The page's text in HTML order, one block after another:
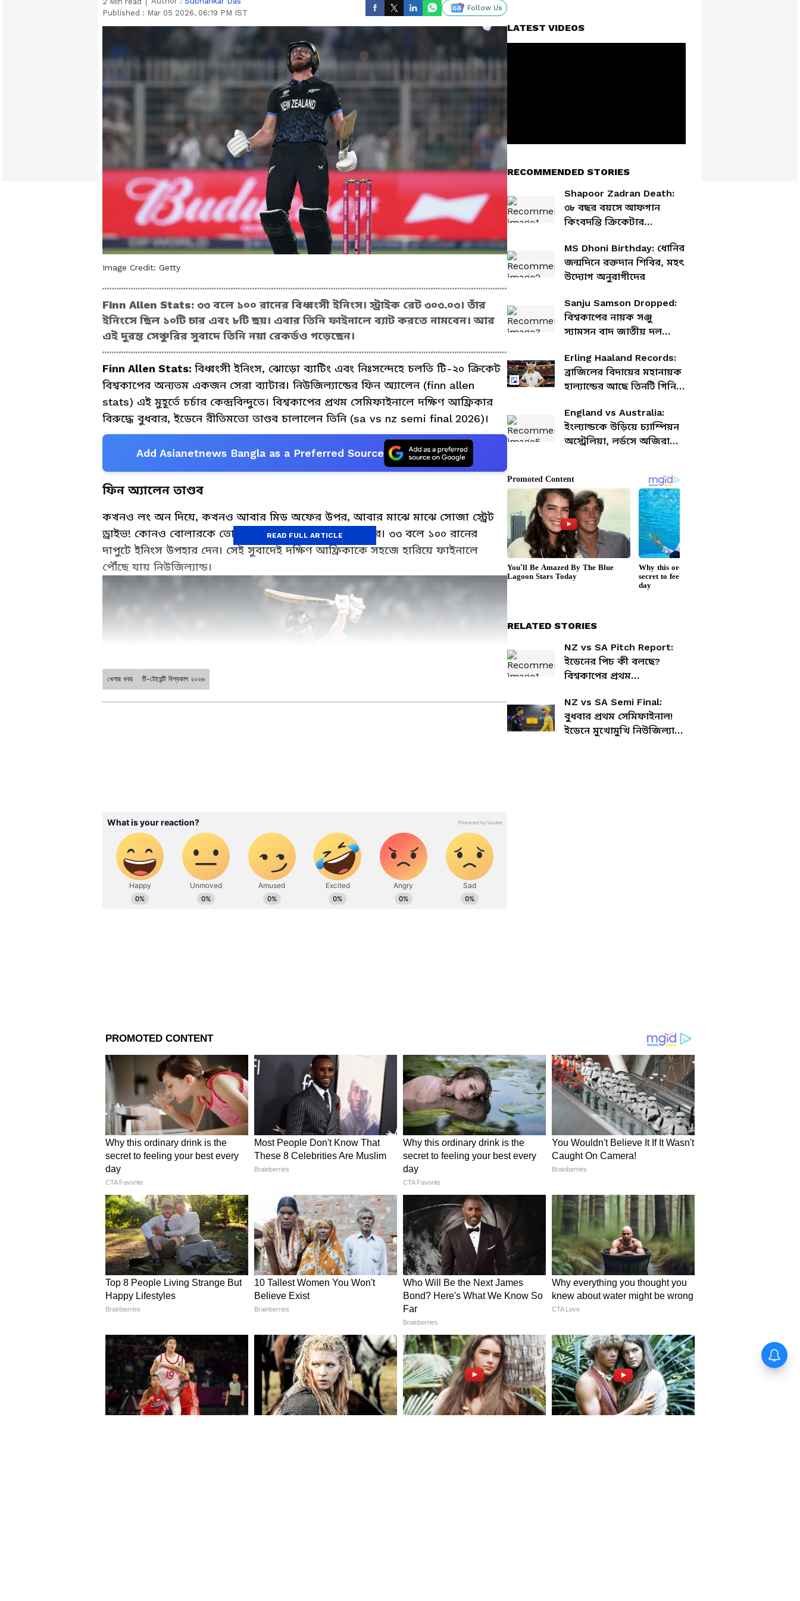
Published : Mar 05 2026, 06:19 PM IST
Follow Us
Image Credit: Getty
Finn Allen Stats: ৩৩ বলে ১০০ রানের বিধ্বংসী ইনিংস। স্ট্রাইক রেট ৩০৩.০৩। তাঁর
ইনিংসে ছিল ১০টি চার এবং ৮টি ছয়। এবার তিনি ফাইনালে ব্যাট করতে নামবেন। আর
এই দুরন্ত সেঞ্চুরির সুবাদে তিনি নয়া রেকর্ডও গড়েছেন।
Finn Allen Stats: বিধ্বংসী ইনিংস, ঝোড়ো ব্যাটিং এবং নিঃসন্দেহে চলতি টি-২০ ক্রিকেট
বিশ্বকাপের অন্যতম একজন সেরা ব্যাটার। নিউজিল্যান্ডের ফিন অ্যালেন (finn allen
stats) এই মুহূর্তে চর্চার কেন্দ্রবিন্দুতে। বিশ্বকাপের প্রথম সেমিফাইনালে দক্ষিণ আফ্রিকার
বিরুদ্ধে বুধবার, ইডেনে রীতিমতো তাণ্ডব চালালেন তিনি (sa vs nz semi final 2026)।
Add Asianetnews Bangla as a Preferred Source
ফিন অ্যালেন তাণ্ডব
কখনও লং অন দিয়ে, কখনও আবার মিড অফের উপর, আবার মাঝে মাঝে সোজা স্ট্রেট
ড্রাইভ! কোনও বোলারকে তোয়াক্কা করেননি এই কিউয়ি ব্যাটার। ৩৩ বলে ১০০ রানের
দাপুটে ইনিংস উপহার দেন। সেই সুবাদেই দক্ষিণ আফ্রিকাকে সহজে হারিয়ে ফাইনালে
পৌঁছে যায় নিউজিল্যান্ড।
তবে তিনি যে যখন তখন ঝড় তুলতে পারেন, সেই আভাস আগে থেকেই ছিল। কারণ,
সেমিফাইনালের আগে পর্যন্ত, গ্রুপ পর্ব এবং সুপার এইট মিলিয়ে চলতি বিশ্বকাপে ফিন
অ্যালেন মোট সাতটি ম্যাচে মাঠে নামেন। আর সেই সাত ম্যাচে, তাঁর সংগ্রহে ছিল মোট
১৮৯ রান।
NZ vs SA Pitch Report: ইডেনের
পিচ কী বলছে? বিশ্বকাপের প্রথম
সেমিফাইনালে নিউজিল্যান্ড বনাম
দক্ষিণ আফ্রিকা
NZ vs SA Semi Final: বুধবার
প্রথম সেমিফাইনাল! ইডেনে মুখোমুখি
নিউজিল্যান্ড বনাম দক্ষিণ আফ্রিকা,
জিততে মরিয়া দুই দল
তার মধ্যে আবার উল্লেখযোগ্য হল, সংযুক্ত আরব আমিরশাহীর বিরুদ্ধে ৫০ বলে ৫৪ রানের
অসাধারণ ইনিংস এবং দক্ষিণ আফ্রিকার বিরুদ্ধে ১৭ বলে ৩১ রানের গুরুত্বপূর্ণ ইনিংস।সেই
ফিন অ্যালেনই কার্যত, সেমিফাইনালে দক্ষিণ আফ্রিকাকে নিজের অউকাত বুঝিয়ে দিলেন।
স্ট্রাইক রেট ৩০৩.০৩
দক্ষিণ আফ্রিকা খুব একটা সুবিধা করতে পারেনি এই ম্যাচে। কিন্তু ব্যাট করতে নেমে ফিন
অ্যালেন যে তাণ্ডবটা চালালেন, তা দেখে রীতিমতো মুগ্ধ ইডেনের ক্রিকেটপ্রেমী জনতা।
সত্যিই অনবদ্য। সবাই কুর্নিশও জানিয়েছেন। ফোনের ফ্ল্যাশলাইট জ্বালিয়ে অ্যালেনকে
শুভেচ্ছা জানান দর্শকরা। ইডেনের ভরা গ্যালারির মাঝে ২২ গজে দাপুটে ইনিংস উপহার
দিলেন ফিন অ্যালেন।
৩৩ বলে ১০০ রানের বিধ্বংসী ইনিংস। স্ট্রাইক রেট ৩০৩.০৩। তাঁর ইনিংসে ছিল ১০টি চার
এবং ৮টি ছয়। এবার তিনি ফাইনালে ব্যাট করতে নামবেন। আর এই দুরন্ত সেঞ্চুরির সুবাদে
তিনি নয়া রেকর্ডও গড়েছেন। যেমন টি-২০ ক্রিকেট বিশ্বকাপে দ্রুততম সেঞ্চুরির নয়া রেকর্ড
গড়লেন ফিন অ্যালেন। ভেঙে দিলেন ক্রিস গেইলের মাইলস্টোন। পাশাপাশি এটি হল টি-
টোয়েন্টি ক্রিকেটের ইতিহাসে তৃতীয় দ্রুততম সেঞ্চুরি।
READ FULL ARTICLE
ABOUT THE AUTHOR
Subhankar Das
খেলার খবর টি-টোয়েন্টি বিশ্বকাপ ২০২৬
LATEST VIDEOS
RECOMMENDED STORIES
Shapoor Zadran Death:
৩৮ বছর বয়সে আফগান
কিংবদন্তি ক্রিকেটার
পড়লেন রশিদ খানরা
MS Dhoni Birthday: ধোনির
জন্মদিনে রক্তদান শিবির, মহৎ
উদ্যোগ অনুরাগীদের
Sanju Samson Dropped:
বিশ্বকাপের নায়ক সঞ্জু
স্যামসন বাদ জাতীয় দল
Erling Haaland Records:
ব্রাজিলের বিদায়ের মহানায়ক
হাল্যান্ডের আছে তিনটি গিনিস
England vs Australia:
ইংল্যান্ডকে উড়িয়ে চ্যাম্পিয়ন
অস্ট্রেলিয়া, লর্ডসে অজিরা
RELATED STORIES
NZ vs SA Pitch Report:
ইডেনের পিচ কী বলছে?
বিশ্বকাপের প্রথম
বনাম দক্ষিণ আফ্রিকা
NZ vs SA Semi Final:
বুধবার প্রথম সেমিফাইনাল!
ইডেনে মুখোমুখি নিউজিল্যান্ড